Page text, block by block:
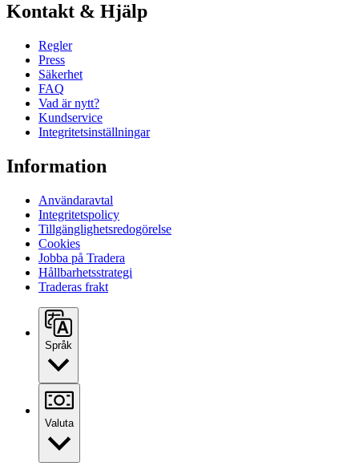
Kontakt & Hjälp
Regler
Press
Säkerhet
FAQ
Vad är nytt?
Kundservice
Integritetsinställningar
Information
Användaravtal
Integritetspolicy
Tillgänglighetsredogörelse
Cookies
Jobba på Tradera
Hållbarhetsstrategi
Traderas frakt
Språk
Valuta